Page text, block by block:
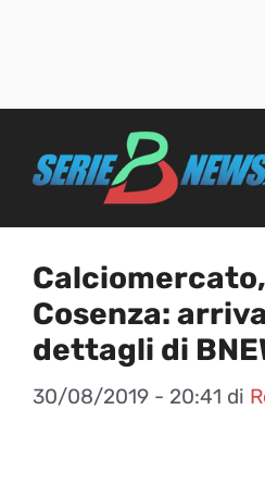
Cosenza:
dettagli di
30/08/2019 - 20:41 di